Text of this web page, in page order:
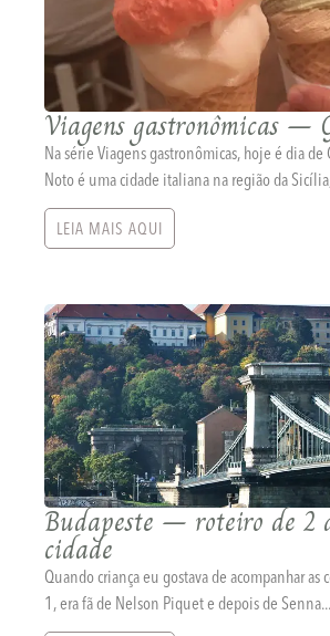
Viagens gastronômicas –
Na série Viagens gastronômicas, hoje é dia
Noto é uma cidade italiana na região da
LEIA MAIS AQUI
Budapeste – roteiro de 2
cidade
Quando criança eu gostava de acompanhar as
1, era fã de Nelson Piquet e depois de Senna...